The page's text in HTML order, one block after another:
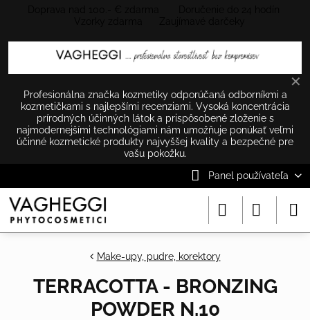
✕
Profesionálna značka kozmetiky odporúčaná odborníkmi a
kozmetičkami s najlepšími recenziami. Vysoká koncentrácia
prírodných účinných látok a prispôsobené zloženie s
najmodernejšími technológiami nám umožňuje ponúkať veľmi
účinné kozmetické produkty najvyššej kvality a bezpečné pre
vašu pokožku.
Panel používateľa
Make-upy, pudre, korektory
TERRACOTTA - BRONZING
POWDER N.10